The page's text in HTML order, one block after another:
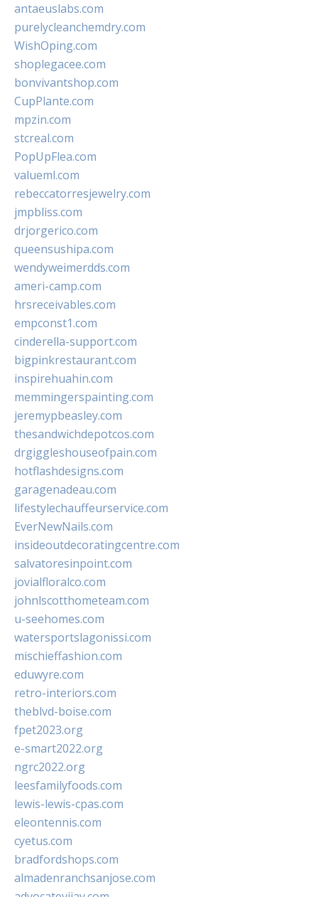
antaeuslabs.com
purelycleanchemdry.com
WishOping.com
shoplegacee.com
bonvivantshop.com
CupPlante.com
mpzin.com
stcreal.com
PopUpFlea.com
valueml.com
rebeccatorresjewelry.com
jmpbliss.com
drjorgerico.com
queensushipa.com
wendyweimerdds.com
ameri-camp.com
hrsreceivables.com
empconst1.com
cinderella-support.com
bigpinkrestaurant.com
inspirehuahin.com
memmingerspainting.com
jeremypbeasley.com
thesandwichdepotcos.com
drgiggleshouseofpain.com
hotflashdesigns.com
garagenadeau.com
lifestylechauffeurservice.com
EverNewNails.com
insideoutdecoratingcentre.com
salvatoresinpoint.com
jovialfloralco.com
johnlscotthometeam.com
u-seehomes.com
watersportslagonissi.com
mischieffashion.com
eduwyre.com
retro-interiors.com
theblvd-boise.com
fpet2023.org
e-smart2022.org
ngrc2022.org
leesfamilyfoods.com
lewis-lewis-cpas.com
eleontennis.com
cyetus.com
bradfordshops.com
almadenranchsanjose.com